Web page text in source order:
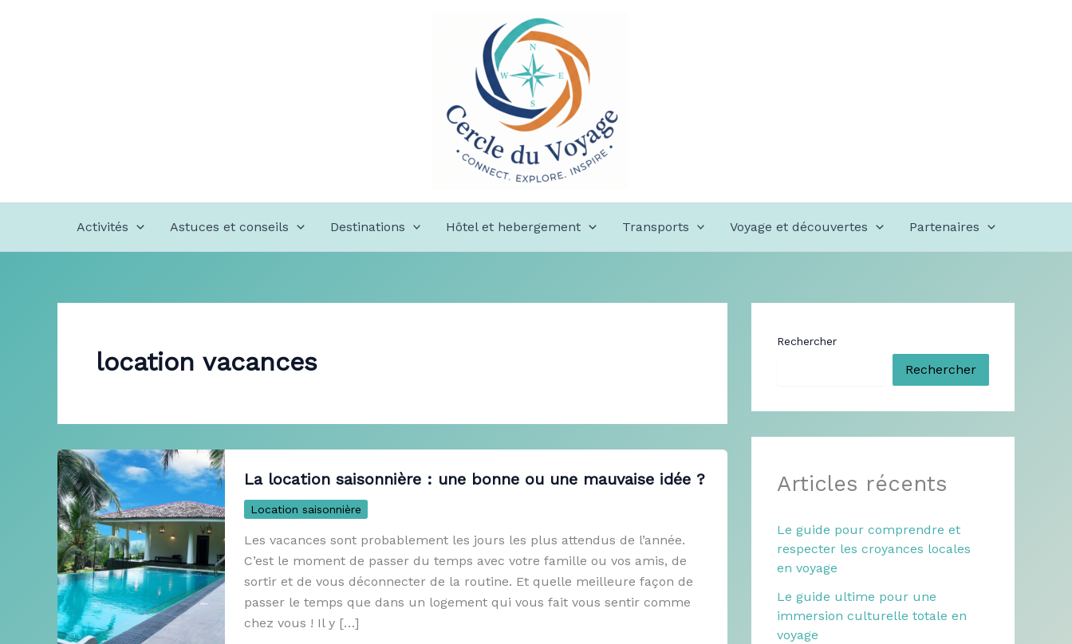
Activités Astuces et conseils Destinations Hôtel et hebergement Transports Voyage et découvertes Partenaires
location vacances
La location saisonnière : une bonne ou une mauvaise idée ?
Location saisonnière
Les vacances sont probablement les jours les plus attendus de l’année.
C’est le moment de passer du temps avec votre famille ou vos amis, de
sortir et de vous déconnecter de la routine. Et quelle meilleure façon de
passer le temps que dans un logement qui vous fait vous sentir comme
chez vous ! Il y […]
Rechercher
Rechercher
Articles récents
Le guide pour comprendre et
respecter les croyances locales
en voyage
Le guide ultime pour une
immersion culturelle totale en
voyage